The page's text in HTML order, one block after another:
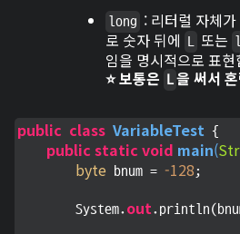
long : 리터럴 자체
로 숫자 뒤에 L 또는 l
임을 명시적으로 표현
⭐ 보통은 L을 써서
public class VariableTest {
public static void main(
byte bnum = -128 ;
        System.
out